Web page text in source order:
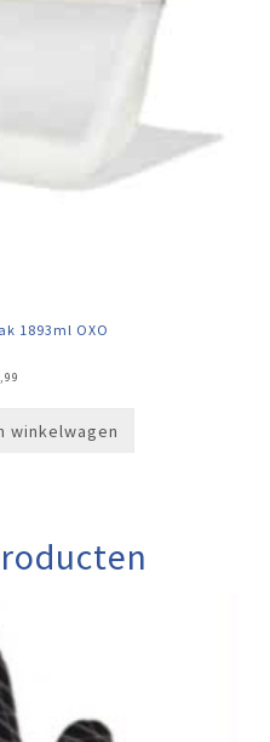
1893ml OXO
winkelwagen